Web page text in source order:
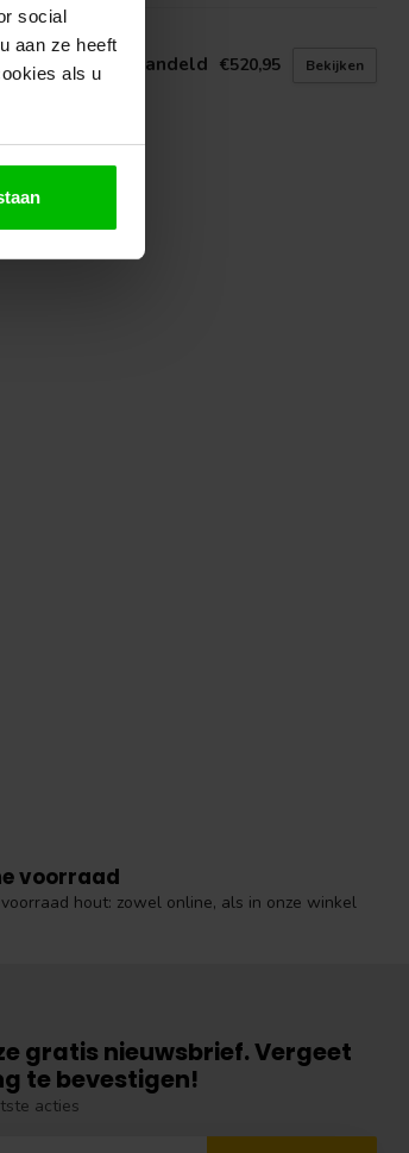
social
aan ze heeft
als u
enkel onbehandeld €520,95 Bekijken
voorraad
voorraad hout: zowel online, als in onze winkel
gratis nieuwsbrief. Vergeet
te bevestigen!
acties